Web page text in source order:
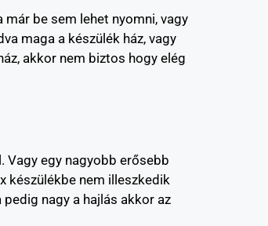
be sem lehet nyomni, vagy
maga a készülék ház, vagy
akkor nem biztos hogy elég
Vagy egy nagyobb erősebb
készülékbe nem illeszkedik
nagy a hajlás akkor az